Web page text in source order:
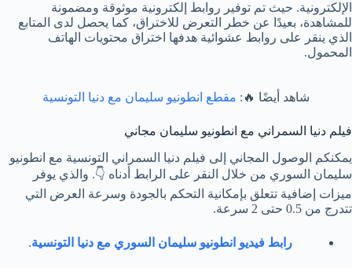
الإلكترونية. حيث تم توفير روابط إلكترونية موثوقة ومضمونة
للمشاهدة، بعيدًا عن خطر التعرض للاختراق، كما يحصل لدى المتابع
الذي ينقر على روابط عشوائية هدفها اختراق محتويات الهاتف
المحمول.
شاهد أيضًا 🔥: مقطع انطونيو سليمان مع دنيا التونسية
فيلم دنيا السمراني مع انطونيو سليمان مجاني
يمكنكم الوصول المجاني إلى فيلم دنيا السمراني التونسية مع انطونيو
سليمان السوري من خلال النقر على الرابط أدناه 👇. والذي يوفر
ميزات إضافية تتعلق بإمكانية التحكم بالجودة وسرعة العرض التي
تتدرج من 0.5 حتى 2 سرعة.
رابط فيديو انطونيو سليمان السوري مع دنيا التونسية.